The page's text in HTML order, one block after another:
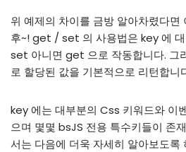
위 예제의 차이를 금방 알아차렸다
후~! get / set 의 사용법은 key 에
set 아니면 get 으로 작동합니다. 그
로 할당된 값을 기본적으로 리턴합니
key 에는 대부분의 Css 키워드와 이
으며 몇몇 bsJS 전용 특수키들이 존
서는 다음에 더욱 자세히 알아보도록